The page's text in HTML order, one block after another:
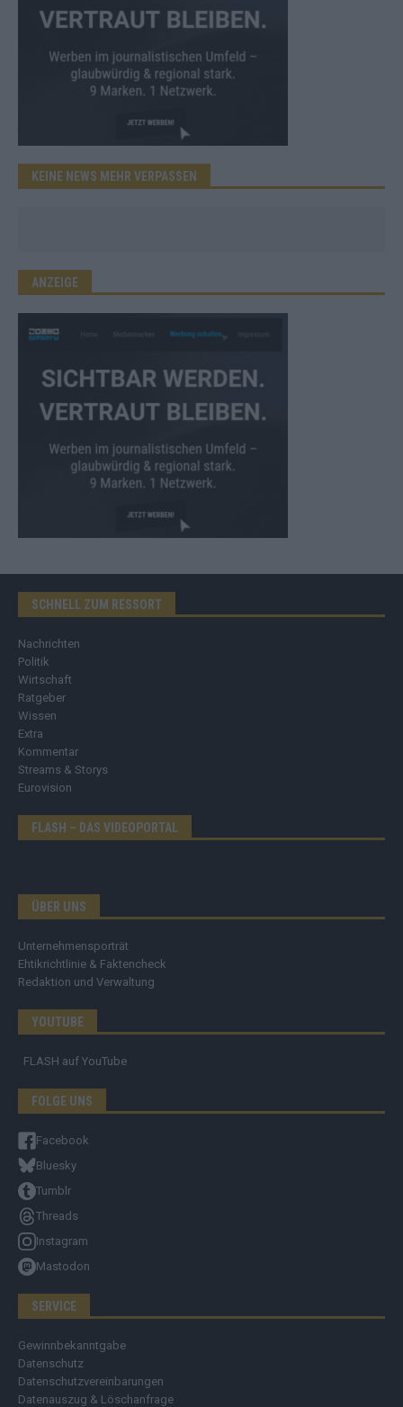
KEINE NEWS MEHR VERPASSEN
ANZEIGE
SCHNELL ZUM RESSORT
Nachrichten
Politik
Wirtschaft
Ratgeber
Wissen
Extra
Kommentar
Streams & Storys
Eurovision
FLASH – DAS VIDEOPORTAL
ÜBER UNS
Unternehmensporträt
Ehtikrichtlinie & Faktencheck
Redaktion und Verwaltung
YOUTUBE
FLASH auf YouTube
FOLGE UNS
Facebook
Bluesky
Tumblr
Threads
Instagram
Mastodon
SERVICE
Gewinnbekanntgabe
Datenschutz
Datenschutzvereinbarungen
Datenauszug & Löschanfrage